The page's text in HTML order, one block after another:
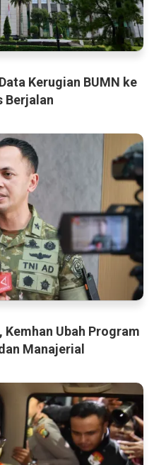
Kerugian BUMN ke
Berjalan
Ubah Program
Manajerial